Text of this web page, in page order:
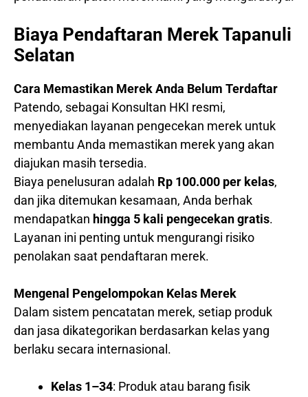
Biaya Pendaftaran Merek Tapanuli
Selatan
Cara Memastikan Merek Anda Belum Terdaftar
Patendo, sebagai Konsultan HKI resmi,
menyediakan layanan pengecekan merek untuk
membantu Anda memastikan merek yang akan
diajukan masih tersedia.
Biaya penelusuran adalah Rp 100.000 per kelas,
dan jika ditemukan kesamaan, Anda berhak
mendapatkan hingga 5 kali pengecekan gratis.
Layanan ini penting untuk mengurangi risiko
penolakan saat pendaftaran merek.
Mengenal Pengelompokan Kelas Merek
Dalam sistem pencatatan merek, setiap produk
dan jasa dikategorikan berdasarkan kelas yang
berlaku secara internasional.
Kelas 1–34: Produk atau barang fisik